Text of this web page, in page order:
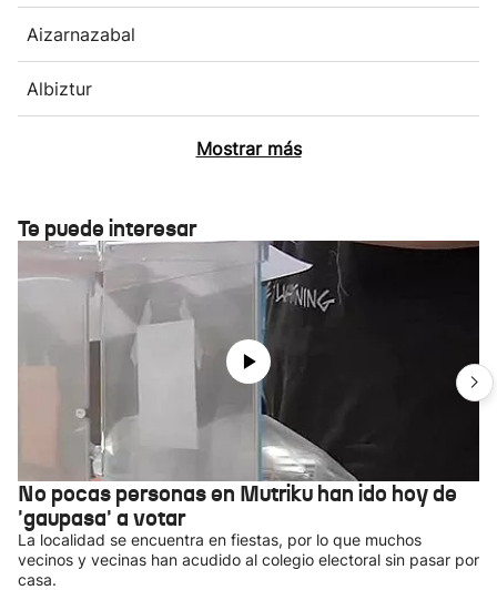
Aizarnazabal
Albiztur
Mostrar más
Te puede interesar
No pocas personas en Mutriku han ido hoy de
'gaupasa' a votar
La localidad se encuentra en fiestas, por lo que muchos
vecinos y vecinas han acudido al colegio electoral sin pasar por
casa.